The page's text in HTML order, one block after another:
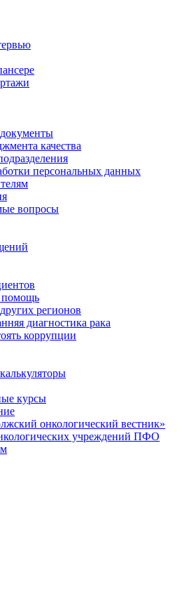
качества
персональных данных
вопросы
помощь
регионов
диагностика рака
коррупции
курсы
онкологический вестник»
учреждений ПФО